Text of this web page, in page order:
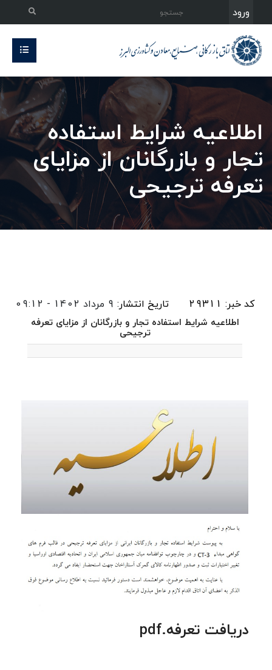
ورود
اطلاعیه شرایط استفاده
تجار و بازرگانان از مزایای
تعرفه ترجیحی
کد خبر: 29311 تاریخ انتشار: 9 مرداد 1402 - 09:12
اطلاعیه شرایط استفاده تجار و بازرگانان از مزایای تعرفه
ترجیحی
دریافت تعرفه.pdf